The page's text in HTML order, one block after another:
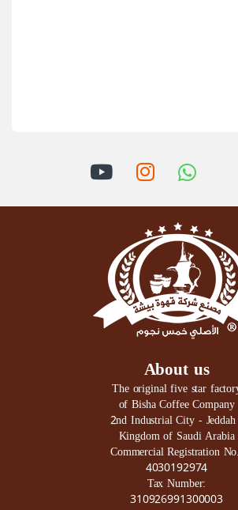
About us
The original five star
of Bisha Coffee Company
2nd Industrial City -
Kingdom of Saudi Arabia
Commercial Registration
4030192974
Tax Number:
310926991300003